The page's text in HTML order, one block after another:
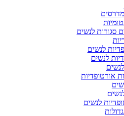
סגורות לנשים
לנשים
לנשים
אורטופדיות
לנשים